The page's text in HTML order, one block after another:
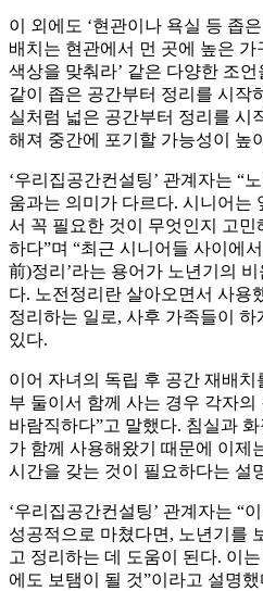
이 외에도 ‘현관이나 욕실 등 좁
배치는 현관에서 먼 곳에 높은 가
색상을 맞춰라’ 같은 다양한 조
같이 좁은 공간부터 정리를 시작
실처럼 넓은 공간부터 정리를 시
해져 중간에 포기할 가능성이 높
‘우리집공간컨설팅’ 관계자는 “
움과는 의미가 다르다. 시니어는
서 꼭 필요한 것이 무엇인지 고
하다”며 “최근 시니어들 사이에
前)정리’라는 용어가 노년기의
다. 노전정리란 살아오면서 사용
정리하는 일로, 사후 가족들이
있다.
이어 자녀의 독립 후 공간 재배
부 둘이서 함께 사는 경우 각자의
바람직하다”고 말했다. 침실과
가 함께 사용해왔기 때문에 이제
시간을 갖는 것이 필요하다는 설
‘우리집공간컨설팅’ 관계자는 “
성공적으로 마쳤다면, 노년기를
고 정리하는 데 도움이 된다. 이
에도 보탬이 될 것”이라고 설명했